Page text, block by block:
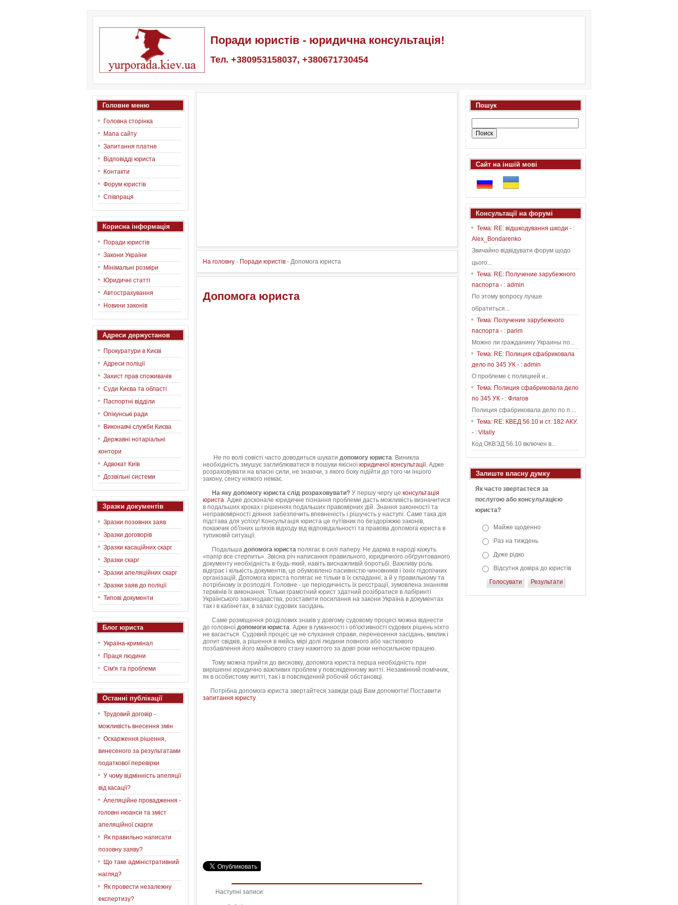
Поради юристів - юридична консультація!
Тел. +380953158037, +380671730454
Головне меню
Головна сторінка
Мапа сайту
Запитання платне
Відповідді юриста
Контакти
Форум юристів
Співпраця
Корисна інформація
Поради юристів
Закони України
Мінімальні розміри
Юридичні статті
Автострахування
Новини законів
Адреси держустанов
Прокуратури в Києві
Адреси поліції
Захист прав споживачів
Суди Києва та області
Паспортні відділи
Опікунські ради
Виконавчі служби Києва
Державні нотаріальні
контори
Адвокат Київ
Дозвільні системи
Зразки документів
Зразки позовних заяв
Зразки договорів
Зразки касаційних скарг
Зразки скарг
Зразки апеляційних скарг
Зразки заяв до поліції
Типові документи
Блог юриста
Україна-кримінал
Праця людини
Сім'я та проблеми
Останні публікації
Трудовий договір -
можливість внесення змін
Оскарження рішення,
винесеного за результатами
податкової перевірки
У чому відмінність апеляції
від касації?
Апеляційне провадження -
головні нюанси та зміст
апеляційної скарги
Як правильно написати
позовну заяву?
Що таке адміністративний
нагляд?
Як провести незалежну
експертизу?
На головну - Поради юристів - Допомога юриста
Допомога юриста
Не по волі совісті часто доводиться шукати допомогу юриста. Виникла
необхідність змушує заглиблюватися в пошуки якісноїюридичної консультації. Адже
розраховувати на власні сили, не знаючи, з якого боку підійти до того чи іншого
закону, сенсу ніякого немає.
На яку допомогу юриста слід розраховувати? У першу чергу це консультація
юриста. Адже досконале юридичне пізнання проблеми дасть можливість визначитися
в подальших кроках і рішеннях подальших правомірних дій. Знання законності та
неправомірності діяння забезпечить впевненість і рішучість у наступі. Саме така дія
підстава для успіху! Консультація юриста це путівник по бездоріжжю законів,
покажчик об'їзних шляхів відходу від відповідальності та правова допомога юриста в
тупиковій ситуації.
Подальша допомога юриста полягає в силі паперу. Не дарма в народі кажуть
«папір все стерпить». Звісна річ написання правильного, юридичного обґрунтованого
документу необхідність в будь-який, навіть виснажливій боротьбі. Важливу роль
відіграє і кількість документів, це обумовлено пасивністю чиновників і їхніх підопічних
організацій. Допомога юриста полягає не тільки в їх складанні, а й у правильному та
потрібному їх розподілі. Головне - це періодичність їх реєстрації, зумовлена знанням
термінів їх виконання. Тільки грамотний юрист здатний розібратися в лабіринті
Українського законодавства, розставити посилання на закони Україна в документах
так і в кабінетах, в залах судових засідань.
Саме розміщення розділових знаків у довгому судовому процесі можна віднести
до головноїдопомоги юриста. Адже в гуманності і об'єктивності судових рішень ніхто
не вагається. Судовий процес це не слухання справи, перенесення засідань, виклик і
допит свідків, а рішення в якійсь мірі долі людини повного або часткового
позбавлення його майнового стану нажитого за довгі роки непосильною працею.
Тому можна прийти до висновку, допомога юриста перша необхідність при
вирішенні юридично важливих проблем у повсякденному житті. Незамінний помічник,
як в особистому житті, так і в повсякденній робочій обстановці.
Потрібна допомога юриста звертайтеся завжди раді Вам допомогти! Поставити
запитання юристу.
Наступні записи:
Пошук
Сайт на іншій мові
Консультації на форумі
Тема: RE: відшкодування шкоди - :
Alex_Bondarenko
Звичайно відвідувати форум щодо
цього...
Тема: RE: Получение зарубежного
паспорта - : admin
По этому вопросу лучше
обратиться...
Тема: Получение зарубежного
паспорта - : parim
Можно ли гражданину Украины по...
Тема: RE: Полиция сфабриковала
дело по 345 УК - : admin
О проблеме с полицией и...
Тема: Полиция сфабриковала дело
по 345 УК - : Флагов
Полиция сфабриковала дело по п....
Тема: RE: КВЕД 56.10 и ст. 182 АКУ.
- : Vitaliy
Код ОКВЭД 56.10 включен в...
Залиште власну думку
Як часто звертаєтеся за
послугою або консультацією
юриста?
Майже щоденно
Раз на тиждень
Дуже рідко
Відсутня довіра до юристів